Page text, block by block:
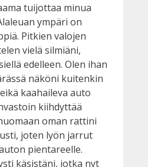
tuijottaa minua
ympäri on
Pitkien valojen
vielä silmiäni,
edelleen. Olen ihan
näköni kuitenkin
kaahaileva auto
kiihdyttää
oman rattini
joten lyön jarrut
pientareelle.
käsistäni, jotka nyt